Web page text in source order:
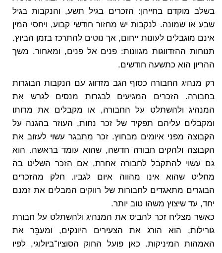
בשלב מוקדם בחייהן: הזכרים בגיל תשע, והנקבות בגיל
שבע או שמונה. לנקבות יש מחזור חודשי קבוע, ויחסי המין
אינם מוגבלים לעונות ייחום, אך נוטים להתרכז בזמן הביוץ.
תנוחות ההזדווגות מגוונות: פנים אל פנים, ומאחור. משך
ההריון הוא כתשעה חודשים.
רק מנהיג החבורה כסוף הגב מזדווג עם הנקבות הבוגרות
בחבורה. הזכרים המגיעים לבגרות מנסים לגרש את
המנהיג ולהשתלט על החבורה, או מקבלים את מרותו
ומקבלים עליהם תפקיד של זכר נחות, העוזר בהגנה על
הקבוצה מפני איומים מבחוץ. זכר מתבגר עשוי לעזוב את
הקבוצה ולהקים חבורה חדשה, שהוא עומד בראשה. הוא
גם עשוי להתקבל לחבורה אחרת, אם הזכר השליט בה
מחליט שהוא אינו מהווה איום לגביו. חלק מהזכרים
הבוגרים מתאגדים לחבורות של רווקים המבלים את זמנם
יחד, עד שיצוץ משהו טוב יותר.
כאשר מצליח זכר להביס את המנהיג ולהשתלט על חבורת
גורילות, הוא הורג את הצעירים היונקים, ומעבֵּר את
האמהות המיניקות. כאן פועל החוק הסוציו־ביולוגי, לפיו